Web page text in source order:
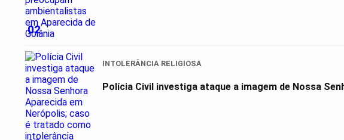
02
INTOLERÂNCIA RELIGIOSA
Polícia Civil investiga ataque a imagem de Nossa